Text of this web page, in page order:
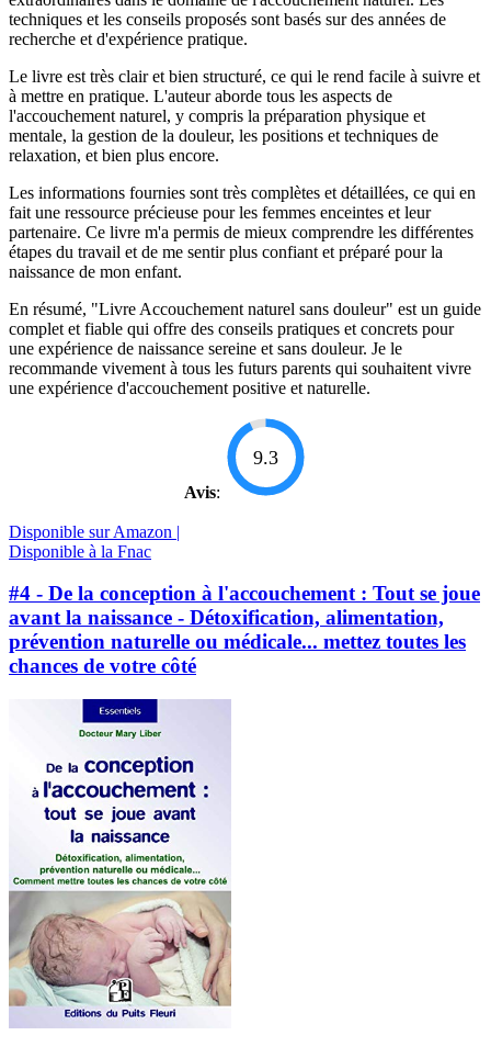
techniques et les conseils proposés sont basés sur des années de
recherche et d'expérience pratique.
Le livre est très clair et bien structuré, ce qui le rend facile à suivre et
à mettre en pratique. L'auteur aborde tous les aspects de
l'accouchement naturel, y compris la préparation physique et
mentale, la gestion de la douleur, les positions et techniques de
relaxation, et bien plus encore.
Les informations fournies sont très complètes et détaillées, ce qui en
fait une ressource précieuse pour les femmes enceintes et leur
partenaire. Ce livre m'a permis de mieux comprendre les différentes
étapes du travail et de me sentir plus confiant et préparé pour la
naissance de mon enfant.
En résumé, "Livre Accouchement naturel sans douleur" est un guide
complet et fiable qui offre des conseils pratiques et concrets pour
une expérience de naissance sereine et sans douleur. Je le
recommande vivement à tous les futurs parents qui souhaitent vivre
une expérience d'accouchement positive et naturelle.
Avis:
9.3
Disponible sur Amazon |
Disponible à la Fnac
#4 - De la conception à l'accouchement : Tout se joue
avant la naissance - Détoxification, alimentation,
prévention naturelle ou médicale... mettez toutes les
chances de votre côté